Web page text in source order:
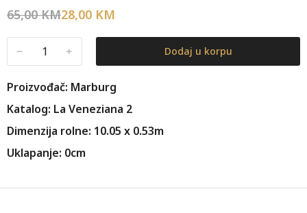
65,00KM28,00 KM
﹣ ﹢ Dodaj u korpu
Proizvođač: Marburg
Katalog: La Veneziana 2
Dimenzija rolne: 10.05 x 0.53m
Uklapanje: 0cm